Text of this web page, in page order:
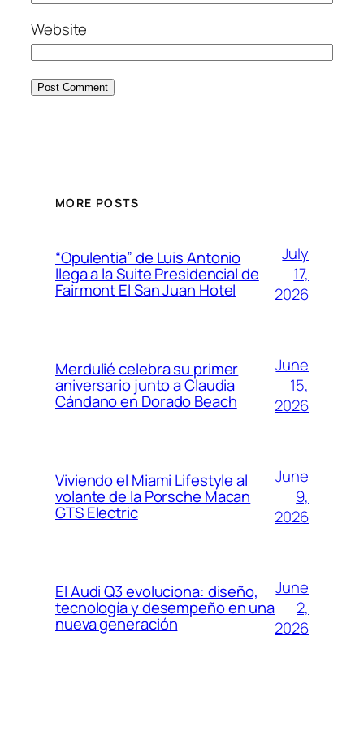
Website
MORE POSTS
“Opulentia” de Luis Antonio
llega a la Suite Presidencial de
Fairmont El San Juan Hotel
July
17,
2026
Merdulié celebra su primer
aniversario junto a Claudia
Cándano en Dorado Beach
June
15,
2026
Viviendo el Miami Lifestyle al
volante de la Porsche Macan
GTS Electric
June
9,
2026
El Audi Q3 evoluciona: diseño,
tecnología y desempeño en una
nueva generación
June
2,
2026